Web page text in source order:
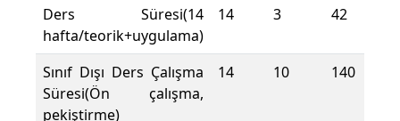
Ders Süresi(14
hafta/teorik+uygulama)
14 3 42
Sınıf Dışı Ders Çalışma
Süresi(Ön çalışma,
pekiştirme)
14 10 140